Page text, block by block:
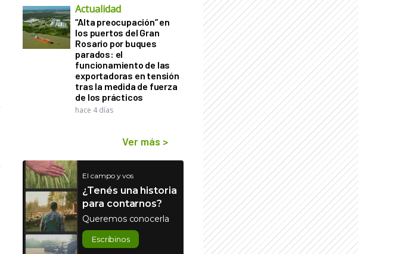
Actualidad
“Alta preocupación” en
los puertos del Gran
Rosario por buques
parados: el
funcionamiento de las
exportadoras en tensión
tras la medida de fuerza
de los prácticos
hace 4 días
Ver más >
El campo y vos
¿Tenés una historia
para contarnos?
Queremos conocerla
Escribinos